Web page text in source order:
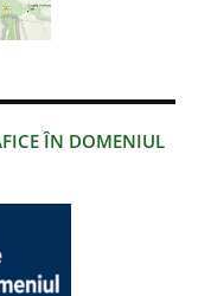
ÎN DOMENIUL